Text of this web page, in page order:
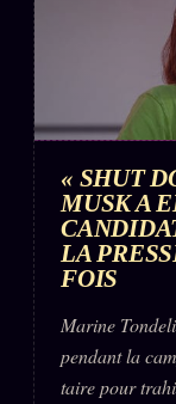
« SHUT
MUSK A
LA
FOIS
Marine
pendant la
taire pour